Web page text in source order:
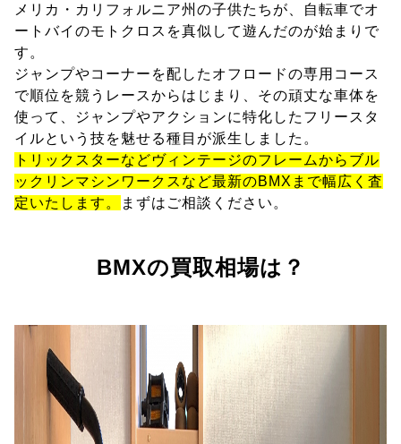
メリカ・カリフォルニア州の子供たちが、自転車でオ
ートバイのモトクロスを真似して遊んだのが始まりで
す。
ジャンプやコーナーを配したオフロードの専用コース
で順位を競うレースからはじまり、その頑丈な車体を
使って、ジャンプやアクションに特化したフリースタ
イルという技を魅せる種目が派生しました。
トリックスターなどヴィンテージのフレームからブル
ックリンマシンワークスなど最新のBMXまで幅広く査
定いたします。
まずはご相談ください。
BMXの買取相場は？